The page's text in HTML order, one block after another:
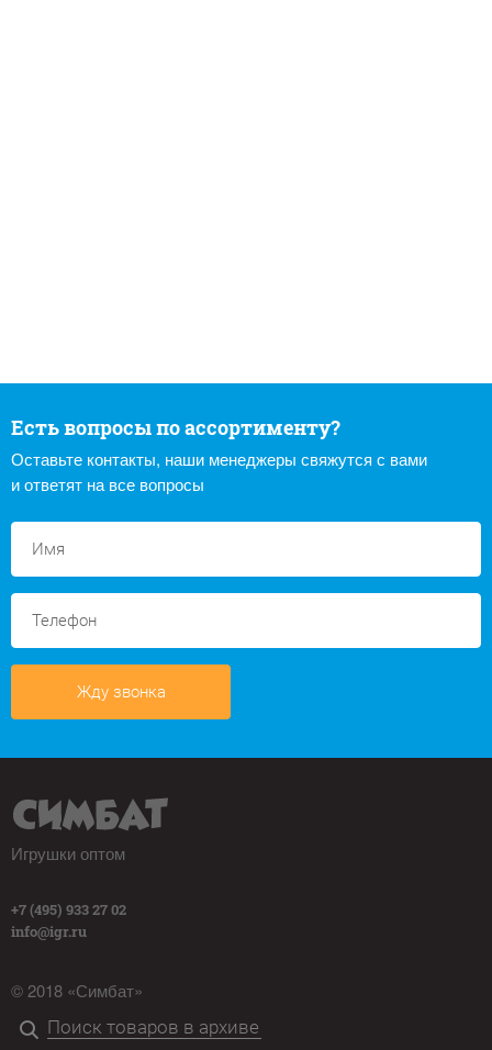
Есть вопросы по ассортименту?
Оставьте контакты, наши менеджеры свяжутся с вами
и ответят на все вопросы
Жду звонка
Игрушки оптом
+7 (495) 933 27 02
info@igr.ru
© 2018 «Симбат»